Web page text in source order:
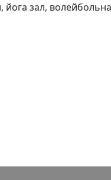
йога зал,